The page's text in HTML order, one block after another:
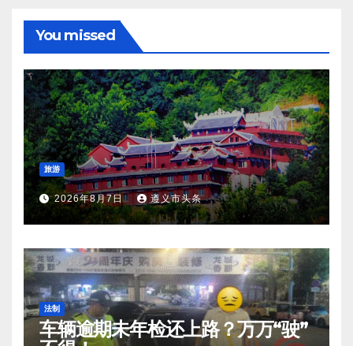
You missed
旅游
2026年8月7日 遵义市头条
法制
车辆逾期未年检还上路？万万“驶”